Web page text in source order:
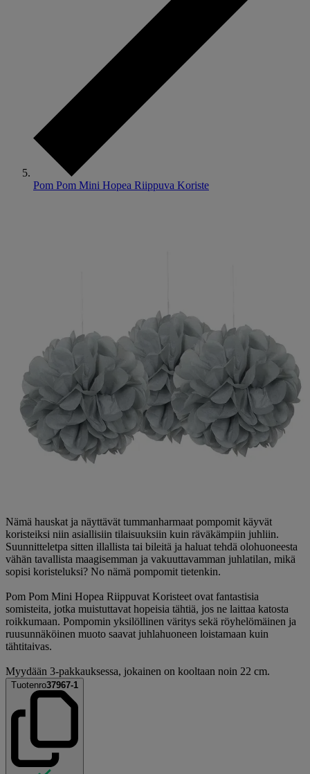
Pom Pom Mini Hopea Riippuva Koriste
Nämä hauskat ja näyttävät tummanharmaat pompomit käyvät
koristeiksi niin asiallisiin tilaisuuksiin kuin räväkämpiin juhliin.
Suunnitteletpa sitten illallista tai bileitä ja haluat tehdä olohuoneesta
vähän tavallista maagisemman ja vakuuttavamman juhlatilan, mikä
sopisi koristeluksi? No nämä pompomit tietenkin.
Pom Pom Mini Hopea Riippuvat Koristeet ovat fantastisia
somisteita, jotka muistuttavat hopeisia tähtiä, jos ne laittaa katosta
roikkumaan. Pompomin yksilöllinen väritys sekä röyhelömäinen ja
ruusunnäköinen muoto saavat juhlahuoneen loistamaan kuin
tähtitaivas.
Myydään 3-pakkauksessa, jokainen on kooltaan noin 22 cm.
Tuotenro37967-1